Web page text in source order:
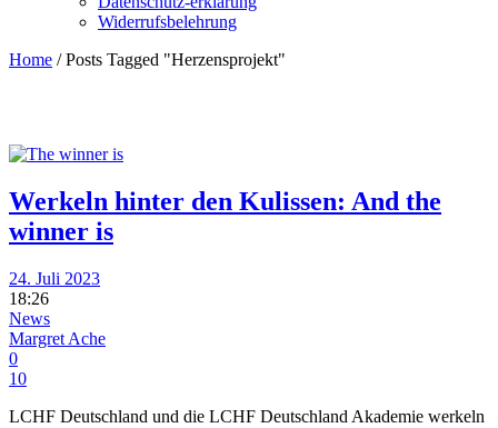
Widerrufsbelehrung
Home /Posts Tagged "Herzensprojekt"
Werkeln hinter den Kulissen: And the
winner is
24. Juli 2023
18:26
News
Margret Ache
0
10
LCHF Deutschland und die LCHF Deutschland Akademie werkeln